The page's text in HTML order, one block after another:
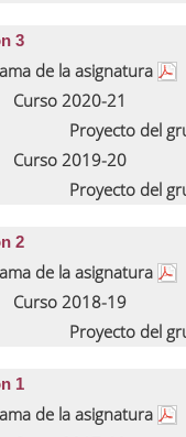
3
de la asignatura
Curso 2020-21
Proyecto del
Curso 2019-20
Proyecto del
2
de la asignatura
Curso 2018-19
Proyecto del
1
de la asignatura